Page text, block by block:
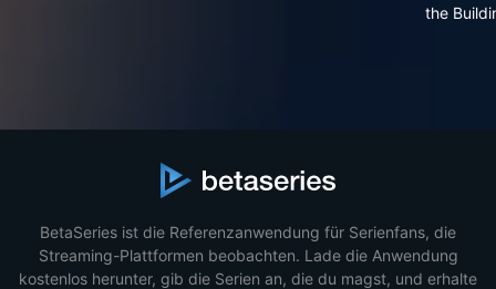
the
BetaSeries ist die Referenzanwendung für Serienfans, die
Streaming-Plattformen beobachten. Lade die Anwendung
kostenlos herunter, gib die Serien an, die du magst, und erhalte